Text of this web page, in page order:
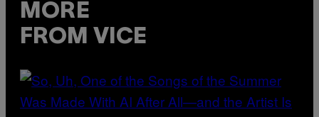
MORE
FROM VICE